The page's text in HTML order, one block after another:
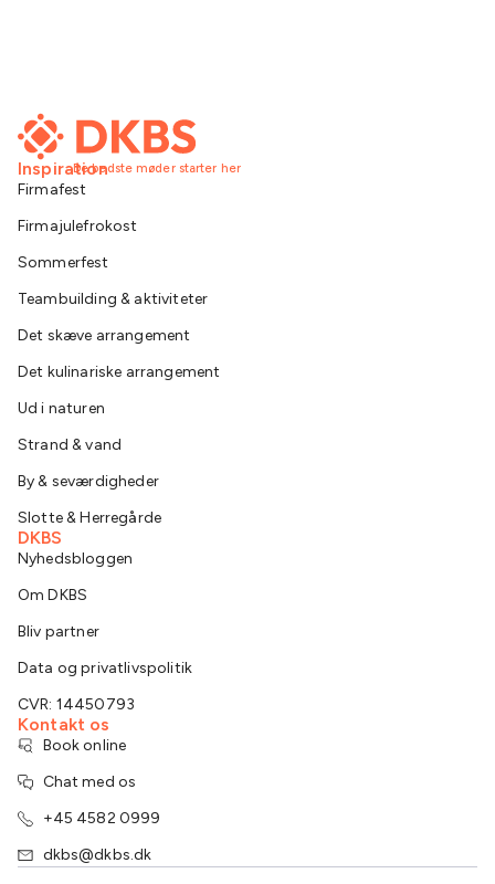
De bedste møder starter her
Inspiration
Firmafest
Firmajulefrokost
Sommerfest
Teambuilding & aktiviteter
Det skæve arrangement
Det kulinariske arrangement
Ud i naturen
Strand & vand
By & seværdigheder
Slotte & Herregårde
DKBS
Nyhedsbloggen
Om DKBS
Bliv partner
Data og privatlivspolitik
CVR: 14450793
Kontakt os
Book online
Chat med os
+45 4582 0999
dkbs@dkbs.dk